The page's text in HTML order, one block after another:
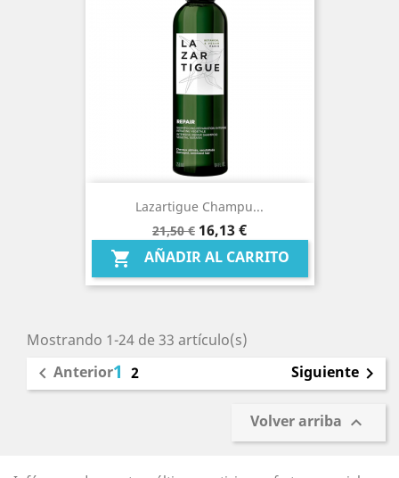
Lazartigue Champu...
Precio
base
21,50 € Precio
16,13 €
 AÑADIR AL CARRITO
Mostrando 1-24 de 33 artículo(s)
 Anterior1 2 Siguiente 
Volver arriba 